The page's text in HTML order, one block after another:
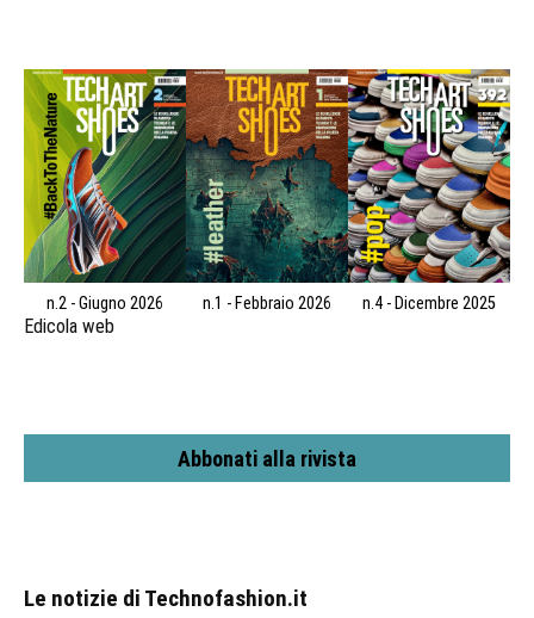
n.2 - Giugno 2026 n.1 - Febbraio 2026 n.4 - Dicembre 2025
Edicola web
Abbonati alla rivista
Le notizie di Technofashion.it